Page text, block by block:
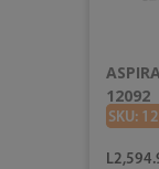
12092
SKU: